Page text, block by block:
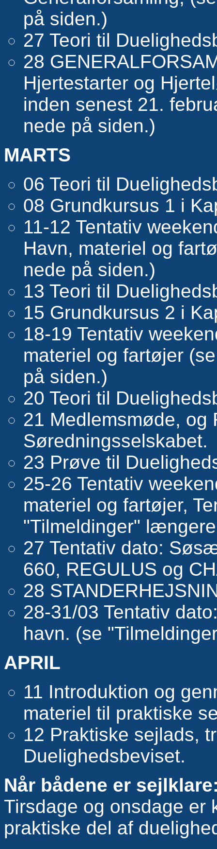
på siden.)
27 Teori til
28
Hjertestarter og
inden senest 21.
nede på siden.)
MARTS
06 Teori til
08 Grundkursus 1 i
11-12 Tentativ
Havn, materiel og
nede på siden.)
13 Teori til
15 Grundkursus 2 i
18-19 Tentativ
materiel og fartøjer
på siden.)
20 Teori til
21 Medlemsmøde, og
Søredningsselskabet.
23 Prøve til
25-26 Tentativ
materiel og fartøjer,
"Tilmeldinger"
27 Tentativ dato:
660, REGULUS og
28
28-31/03 Tentativ
havn. (se
APRIL
11 Introduktion og
materiel til praktiske
12 Praktiske sejlads,
Duelighedsbeviset.
Når bådene er
Tirsdage og onsdage
praktiske del af